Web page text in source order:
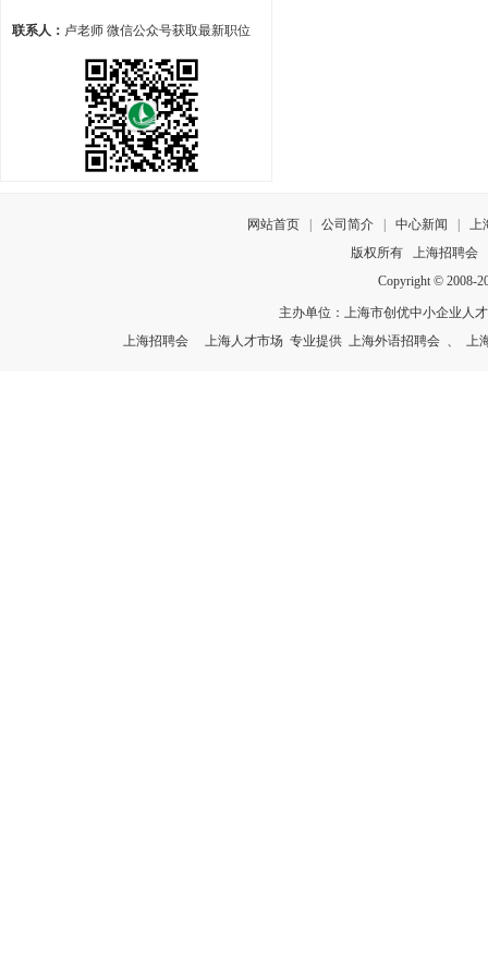
联系人： 卢老师 微信公众号获取最新职位
网站首页 公司简介 中心新闻
上
版权所有
上海招聘会
Copyright © 2008-
主办单位：上海市创优中小企业人
上海招聘会
上海人才市场 专业提供 上海外语招聘会 、 上